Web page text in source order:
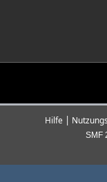
Hilfe |
SMF